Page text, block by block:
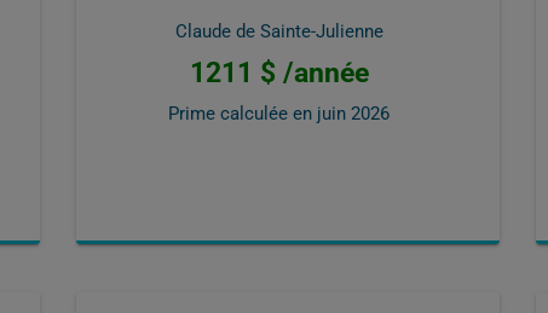
Claude de Sainte-Julienne
1211 $ /année
Prime calculée en juin 2026